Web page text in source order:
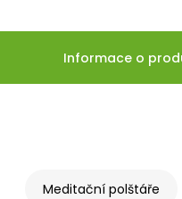
Informace o
Meditační polštáře